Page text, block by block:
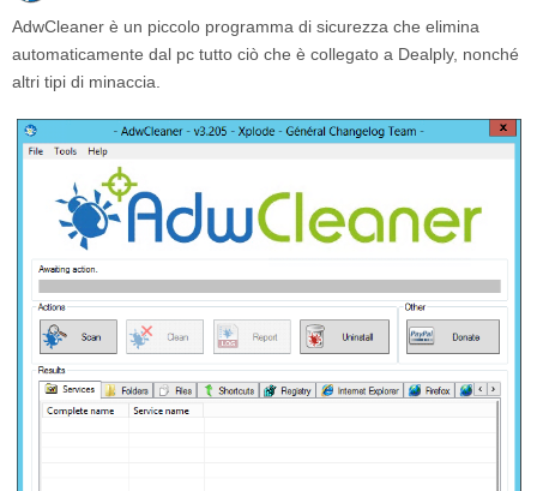
AdwCleaner è un piccolo programma di sicurezza che elimina
automaticamente dal pc tutto ciò che è collegato a Dealply, nonché
altri tipi di minaccia.